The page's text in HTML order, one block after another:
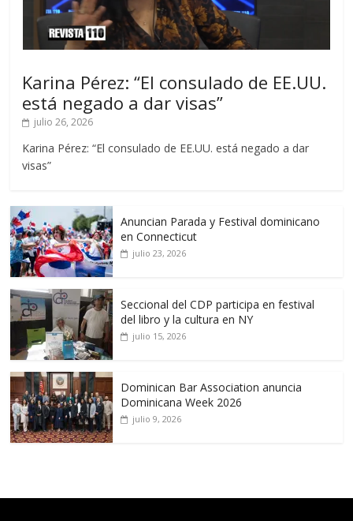
Karina Pérez: “El consulado de EE.UU.
está negado a dar visas”
julio 26, 2026
Karina Pérez: “El consulado de EE.UU. está negado a dar
visas”
Anuncian Parada y Festival dominicano
en Connecticut
julio 23, 2026
Seccional del CDP participa en festival
del libro y la cultura en NY
julio 15, 2026
Dominican Bar Association anuncia
Dominicana Week 2026
julio 9, 2026